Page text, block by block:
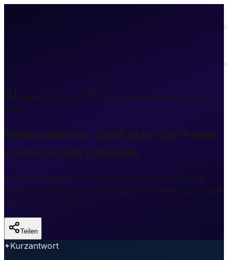
Logistik-GlossarDE 1 Min. LesezeitStand: 12. Juni
2026
Preisindikation Seefracht von Polen
nach Kanada Ostküste
Eine Preisindikation für Seefracht ist eine orientierte
Kostenschätzung für den Versand von Gütern per Schiff
zwischen zwei Häfen.
Teilen
Kurzantwort